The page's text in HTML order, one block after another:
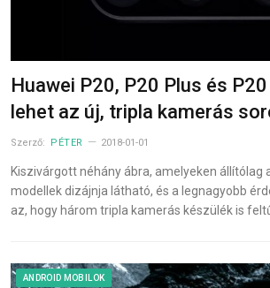
Huawei P20, P20 Plus és
lehet az új, tripla kamerás
Szerző: PÉTER 2018-01-01
Kiszivárgott néhány ábra, amelyeken állítólag
modellek dizájnja látható, és a legnagyobb
az, hogy három tripla kamerás készülék is
ANDROID MOBILOK